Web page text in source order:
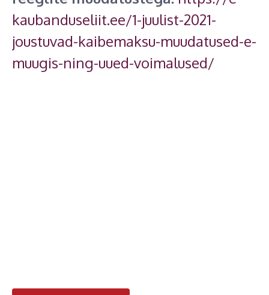
kaubanduseliit.ee/1-juulist-2021-
joustuvad-kaibemaksu-muudatused-e-
muugis-ning-uued-voimalused/